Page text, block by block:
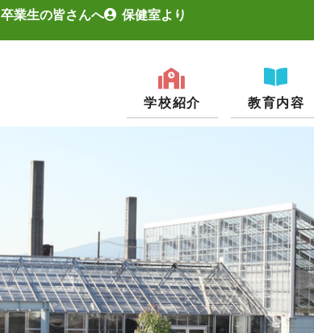
卒業生の皆さんへ 保健室より
学校紹介 教育内容